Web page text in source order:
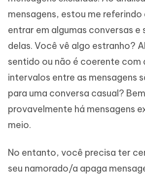
mensagens, estou me referindo
entrar em algumas conversas e
delas. Você vê algo estranho?
sentido ou não é coerente com
intervalos entre as mensagens
para uma conversa casual?
provavelmente há mensagens
meio.
No entanto, você precisa ter
seu namorado/a apaga